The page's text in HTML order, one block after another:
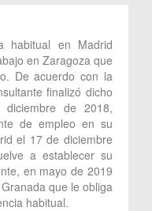
habitual en Madrid
en Zaragoza que
De acuerdo con la
finalizó dicho
de 2018,
de empleo en su
el 17 de diciembre
a establecer su
en mayo de 2019
que le obliga
habitual.